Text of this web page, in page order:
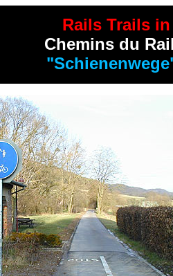
Rails Trails
Chemins du